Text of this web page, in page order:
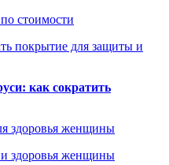
стоимости
покрытие для защиты и
как сократить
здоровья женщины
и здоровья женщины